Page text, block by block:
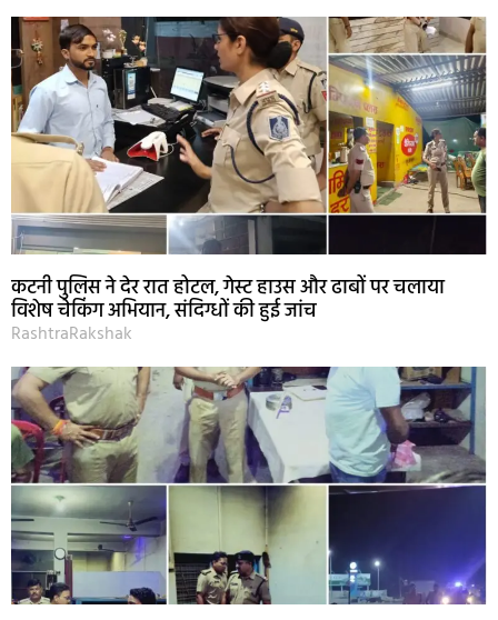
कटनी पुलिस ने देर रात होटल, गेस्ट हाउस और ढाबों पर चलाया
विशेष चेकिंग अभियान, संदिग्धों की हुई जांच
RashtraRakshak